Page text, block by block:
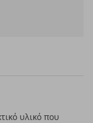
υλικό που